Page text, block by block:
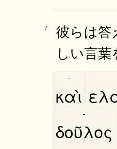
7
彼らは答
しい言
καὶ
-
δοῦλος
-